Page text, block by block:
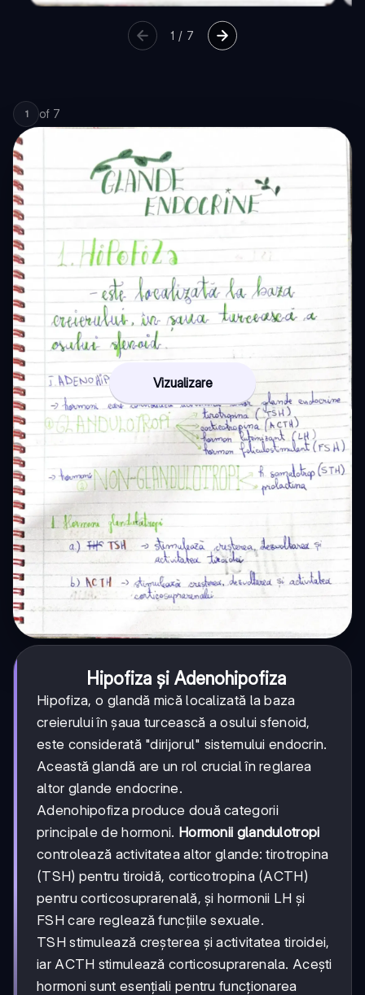
1 / 7
1 of 7
Vizualizare
Hipofiza și Adenohipofiza
Hipofiza, o glandă mică localizată la baza
creierului în șaua turcească a osului sfenoid,
este considerată "dirijorul" sistemului endocrin.
Această glandă are un rol crucial în reglarea
altor glande endocrine.
Adenohipofiza produce două categorii
principale de hormoni. Hormonii glandulotropi
controlează activitatea altor glande: tirotropina
(TSH) pentru tiroidă, corticotropina (ACTH)
pentru corticosuprarenală, și hormonii LH și
FSH care reglează funcțiile sexuale.
TSH stimulează creșterea și activitatea tiroidei,
iar ACTH stimulează corticosuprarenala. Acești
hormoni sunt esențiali pentru funcționarea